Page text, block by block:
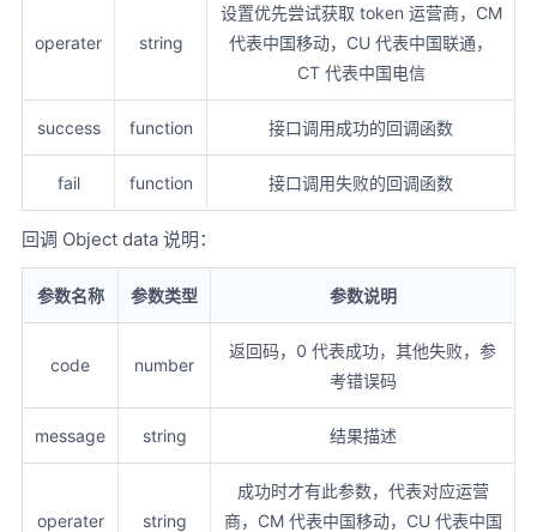
operater string
设置优先尝试获取 token 运营商，CM
代表中国移动，CU 代表中国联通，
CT 代表中国电信
success function 接口调用成功的回调函数
fail function 接口调用失败的回调函数
回调 Object data 说明：
参数名称 参数类型 参数说明
code number
返回码，0 代表成功，其他失败，参
考错误码
message string 结果描述
operater string
成功时才有此参数，代表对应运营
商，CM 代表中国移动，CU 代表中国